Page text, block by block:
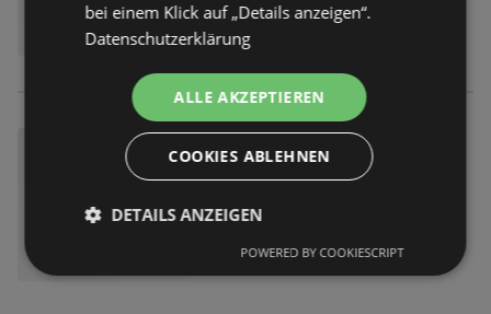
bei einem Klick auf „Details anzeigen“.
Datenschutzerklärung
ALLE AKZEPTIEREN
COOKIES ABLEHNEN
DETAILS ANZEIGEN
POWERED BY COOKIESCRIPT